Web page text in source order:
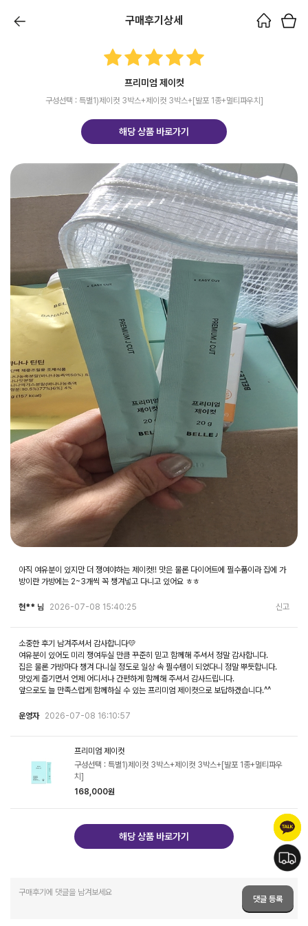
구매후기상세
프리미엄 제이컷
구성선택 : 특별1)제이컷 3박스+제이컷 3박스+[발포 1종+멀티파우치]
해당 상품 바로가기
아직 여유분이 있지만 더 쟁여야하는 제이컷!! 맛은 물론 다이어트에 필수품이라 집에 가
방이란 가방에는 2~3개씩 꼭 챙겨넣고 다니고 있어요 ㅎㅎ
현** 님 2026-07-08 15:40:25 신고
소중한 후기 남겨주셔서 감사합니다💛
여유분이 있어도 미리 쟁여두실 만큼 꾸준히 믿고 함께해 주셔서 정말 감사합니다.
집은 물론 가방마다 챙겨 다니실 정도로 일상 속 필수템이 되었다니 정말 뿌듯합니다.
맛있게 즐기면서 언제 어디서나 간편하게 함께해 주셔서 감사드립니다.
앞으로도 늘 만족스럽게 함께하실 수 있는 프리미엄 제이컷으로 보답하겠습니다.^^
운영자 2026-07-08 16:10:57
프리미엄 제이컷
구성선택 : 특별1)제이컷 3박스+제이컷 3박스+[발포 1종+멀티파우
치]
168,000원
해당 상품 바로가기
댓글 등록